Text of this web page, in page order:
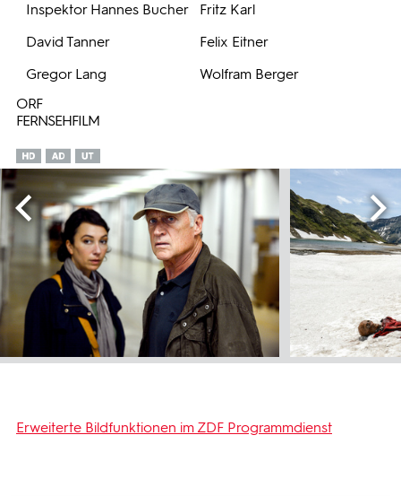
Inspektor Hannes Bucher
Fritz Karl
David Tanner
Felix Eitner
Gregor Lang
Wolfram Berger
ORF
FERNSEHFILM
Erweiterte Bildfunktionen im ZDF Programmdienst